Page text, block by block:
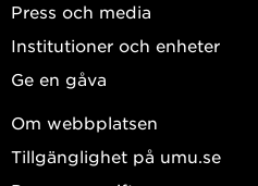
Press och media
Institutioner och enheter
Ge en gåva
Om webbplatsen
Tillgänglighet på umu.se